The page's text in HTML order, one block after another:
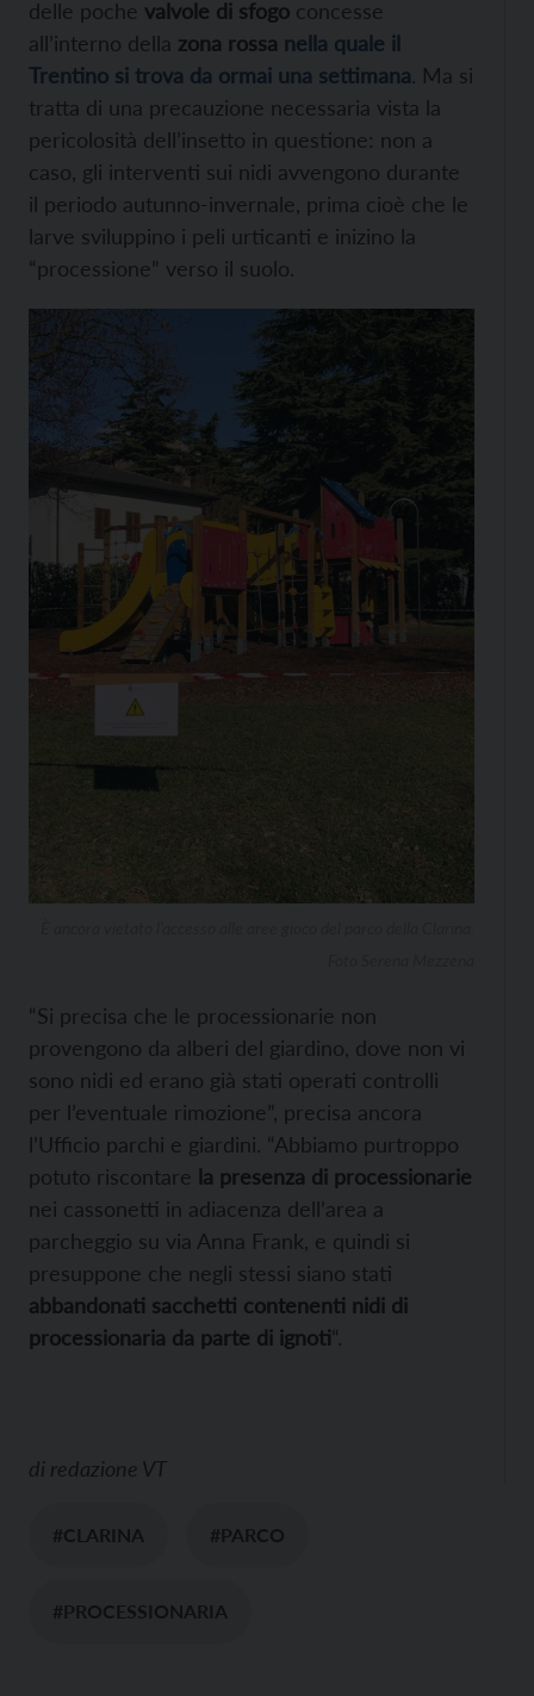
delle poche valvole di sfogo concesse
all’interno della zona rossa nella quale il
Trentino si trova da ormai una settimana. Ma si
tratta di una precauzione necessaria vista la
pericolosità dell’insetto in questione: non a
caso, gli interventi sui nidi avvengono durante
il periodo autunno-invernale, prima cioè che le
larve sviluppino i peli urticanti e inizino la
“processione” verso il suolo.
“Si precisa che le processionarie non
provengono da alberi del giardino, dove non vi
sono nidi ed erano già stati operati controlli
per l’eventuale rimozione”, precisa ancora
l’Ufficio parchi e giardini. “Abbiamo purtroppo
potuto riscontare la presenza di processionarie
nei cassonetti in adiacenza dell’area a
parcheggio su via Anna Frank, e quindi si
presuppone che negli stessi siano stati
abbandonati sacchetti contenenti nidi di
processionaria da parte di ignoti“.
di redazione VT
#CLARINA #PARCO
#PROCESSIONARIA